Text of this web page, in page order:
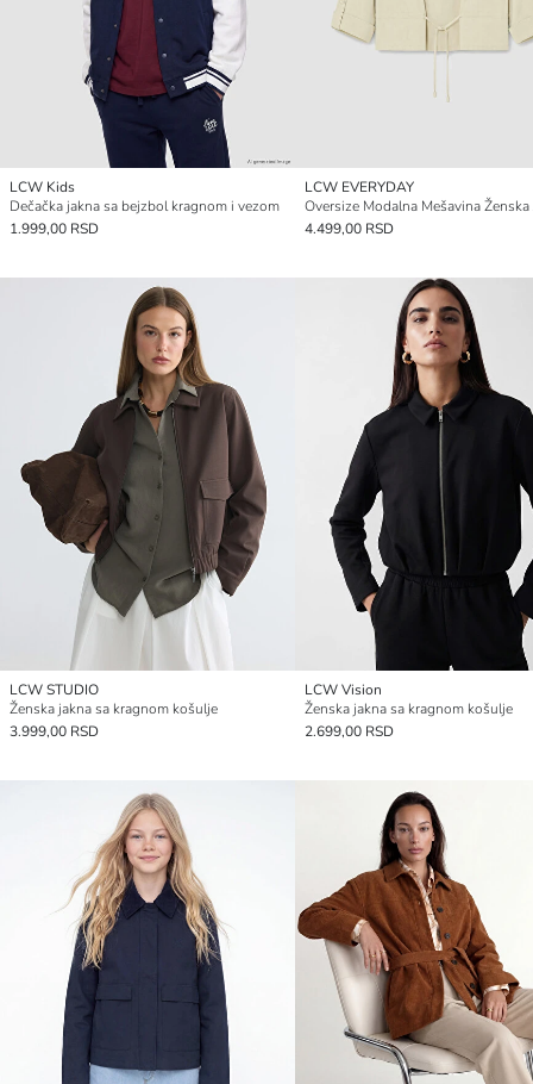
LCW Kids
Dečačka jakna sa bejzbol kragnom i vezom
1.999,00 RSD
LCW EVERYDAY
Oversize Modalna Mešavina Ženska
4.499,00 RSD
LCW STUDIO
Ženska jakna sa kragnom košulje
3.999,00 RSD
LCW Vision
Ženska jakna sa kragnom košulje
2.699,00 RSD